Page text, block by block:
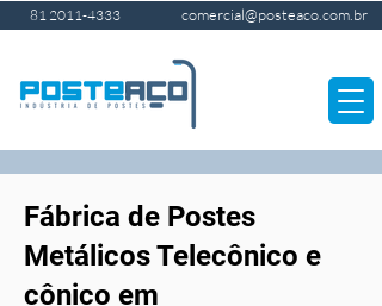
81 2011-4333 comercial@posteaco.com.br
Fábrica de Postes
Metálicos Telecônico e
cônico em